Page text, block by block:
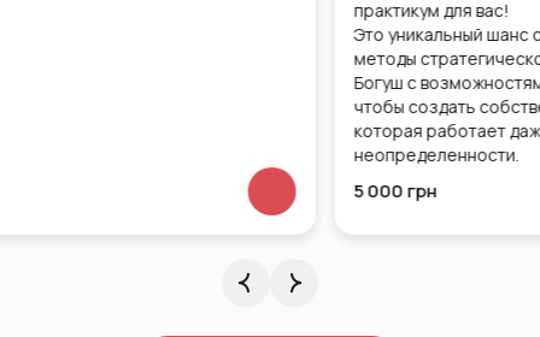
Это уникальный шанс совместить проверенные
методы стратегического планирования от Людмилы
Богуш с возможностями искусственного интеллекта,
чтобы создать собственную жизненную стратегию,